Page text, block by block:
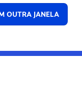
OUTRA JANELA